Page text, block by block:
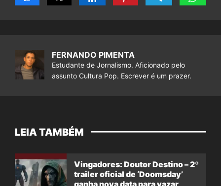
FERNANDO PIMENTA
Estudante de Jornalismo. Aficionado pelo
assunto Cultura Pop. Escrever é um prazer.
LEIA TAMBÉM
Vingadores: Doutor Destino – 2º
trailer oficial de ‘Doomsday’